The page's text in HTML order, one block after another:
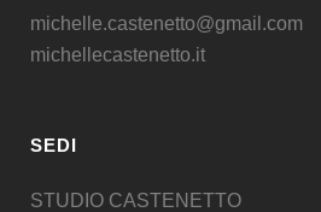
michelle.castenetto@gmail.com
michellecastenetto.it
SEDI
STUDIO CASTENETTO